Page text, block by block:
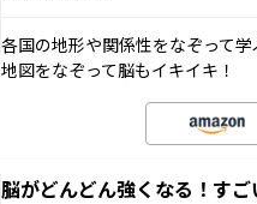
各国の地形や関係性をなぞって
地図をなぞって脳もイキイキ！
脳がどんどん強くなる！す